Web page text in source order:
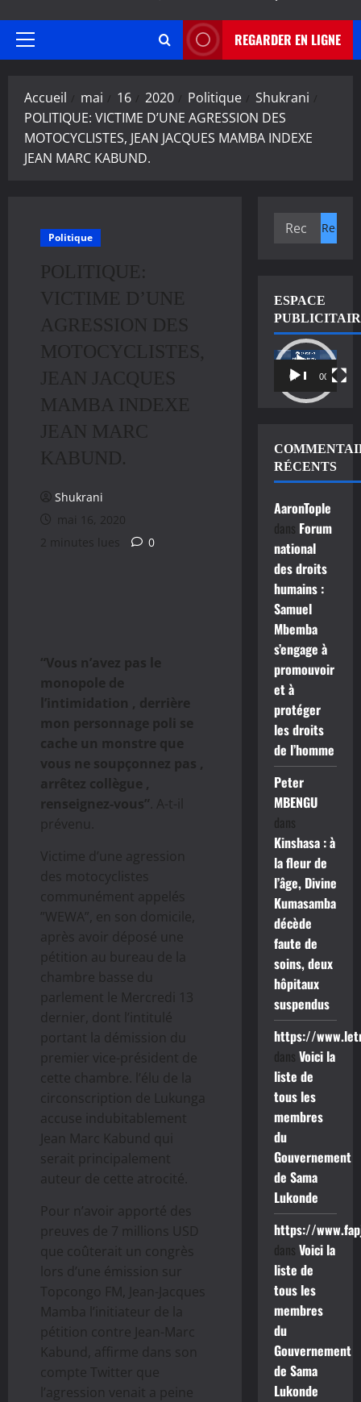
Menu
REGARDER EN LIGNE
Accueil mai 16 2020 Politique
Shukrani
POLITIQUE: VICTIME D’UNE AGRESSION DES
MOTOCYCLISTES, JEAN JACQUES MAMBA INDEXE
JEAN MARC KABUND.
Politique
POLITIQUE:
VICTIME D’UNE
AGRESSION DES
MOTOCYCLISTES,
JEAN JACQUES
MAMBA INDEXE
JEAN MARC
KABUND.
Shukrani
mai 16, 2020
2 minutes lues
0
“Vous n’avez pas le
monopole de
l’intimidation , derrière
mon personnage poli se
cache un monstre que
vous ne soupçonnez pas ,
arrêtez collègue ,
renseignez-vous” . A-t-il
prévenu.
Victime d’une agression
des motocyclistes
communément appelés
”WEWA”, en son domicile,
après avoir déposé une
pétition au bureau de la
chambre basse du
parlement le Mercredi 13
dernier, dont l’intitulé
portant la démission du
premier vice-président de
cette chambre. l’élu de la
circonscription de Lukunga
accuse indubitablement
Jean Marc Kabund qui
serait principalement
auteur de cette atrocité.
Pour n’avoir apporté des
preuves de 7 millions USD
que coûterait un congrès
lors d’une émission sur
Topcongo FM, Jean-Jacques
Mamba l’initiateur de la
pétition contre Jean-Marc
Kabund, affirme dans son
compte Twitter que
l’agression venait a peine
Rechercher :
ESPACE
Lecteur
vidéo
00:00 00:11
RÉCENTS
AaronTople
dans Forum
national
des droits
humains :
Samuel
Mbemba
s’engage à
promouvoir
et à
protéger
les droits
de l’homme
Peter
MBENGU
dans
Kinshasa : à
la fleur de
l’âge, Divine
Kumasamba
décède
faute de
soins, deux
hôpitaux
suspendus
https://
dans Voici la
liste de
tous les
membres
du
Gouvernement
de Sama
Lukonde
https://
dans Voici la
liste de
tous les
membres
du
Gouvernement
de Sama
Lukonde